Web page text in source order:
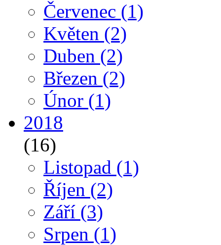
Červenec (1)
Květen (2)
Duben (2)
Březen (2)
Únor (1)
2018
(16)
Listopad (1)
Říjen (2)
Září (3)
Srpen (1)